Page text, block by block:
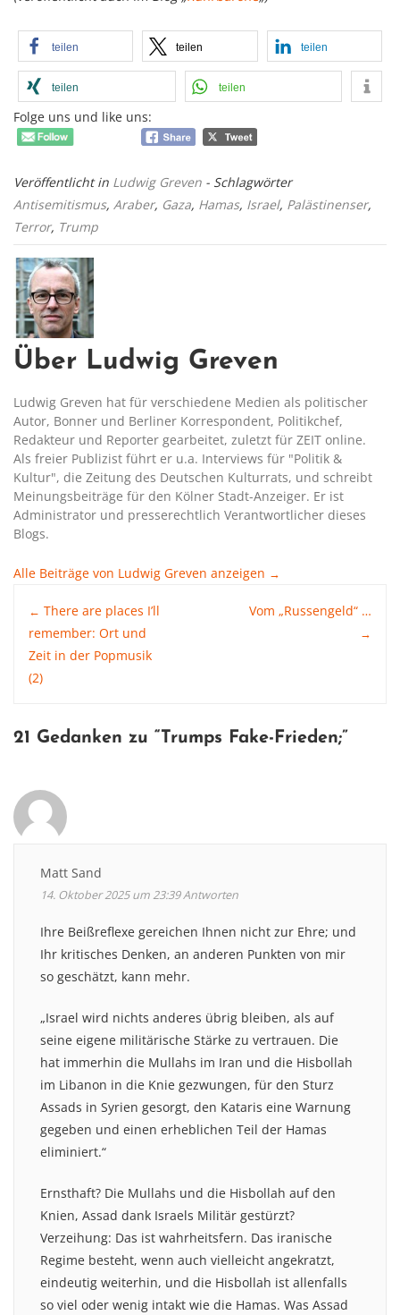
teilen teilen teilen
teilen teilen
Folge uns und like uns:
Veröffentlicht in Ludwig Greven - Schlagwörter
Antisemitismus, Araber, Gaza, Hamas, Israel, Palästinenser,
Terror, Trump
Über Ludwig Greven
Ludwig Greven hat für verschiedene Medien als politischer
Autor, Bonner und Berliner Korrespondent, Politikchef,
Redakteur und Reporter gearbeitet, zuletzt für ZEIT online.
Als freier Publizist führt er u.a. Interviews für "Politik &
Kultur", die Zeitung des Deutschen Kulturrats, und schreibt
Meinungsbeiträge für den Kölner Stadt-Anzeiger. Er ist
Administrator und presserechtlich Verantwortlicher dieses
Blogs.
Alle Beiträge von Ludwig Greven anzeigen →
Post
navigation
← There are places I’ll
remember: Ort und
Zeit in der Popmusik
(2)
Vom „Russengeld“ …
→
21 Gedanken zu “ Trumps Fake-Frieden;”
Matt Sand
14. Oktober 2025 um 23:39Antworten
Ihre Beißreflexe gereichen Ihnen nicht zur Ehre; und
Ihr kritisches Denken, an anderen Punkten von mir
so geschätzt, kann mehr.
„Israel wird nichts anderes übrig bleiben, als auf
seine eigene militärische Stärke zu vertrauen. Die
hat immerhin die Mullahs im Iran und die Hisbollah
im Libanon in die Knie gezwungen, für den Sturz
Assads in Syrien gesorgt, den Kataris eine Warnung
gegeben und einen erheblichen Teil der Hamas
eliminiert.“
Ernsthaft? Die Mullahs und die Hisbollah auf den
Knien, Assad dank Israels Militär gestürzt?
Verzeihung: Das ist wahrheitsfern. Das iranische
Regime besteht, wenn auch vielleicht angekratzt,
eindeutig weiterhin, und die Hisbollah ist allenfalls
so viel oder wenig intakt wie die Hamas. Was Assad